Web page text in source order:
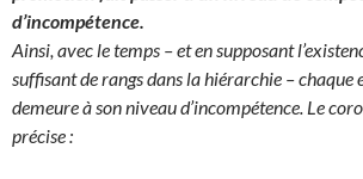
d’incompétence.
Ainsi, avec le temps – et en supposant
suffisant de rangs dans la hiérarchie – chaque
demeure à son niveau d’incompétence. Le
précise :